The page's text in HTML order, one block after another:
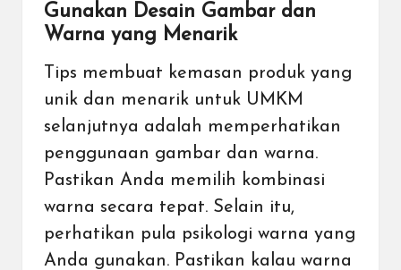
Gunakan Desain Gambar dan
Warna yang Menarik
Tips membuat kemasan produk yang
unik dan menarik untuk UMKM
selanjutnya adalah memperhatikan
penggunaan gambar dan warna.
Pastikan Anda memilih kombinasi
warna secara tepat. Selain itu,
perhatikan pula psikologi warna yang
Anda gunakan. Pastikan kalau warna